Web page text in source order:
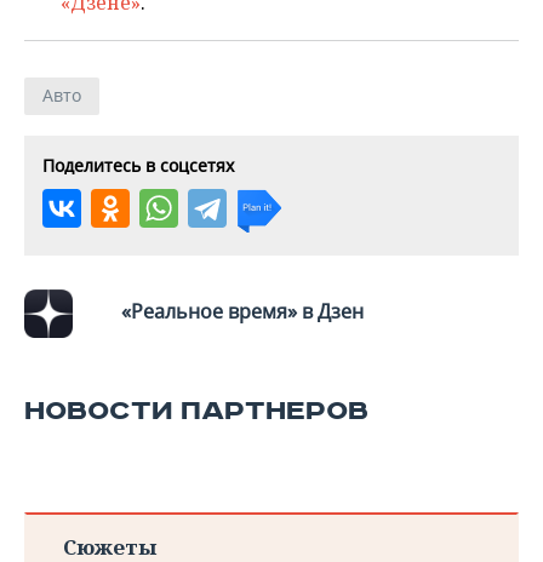
Авто
Поделитесь в соцсетях
«Реальное время» в Дзен
НОВОСТИ ПАРТНЕРОВ
Сюжеты